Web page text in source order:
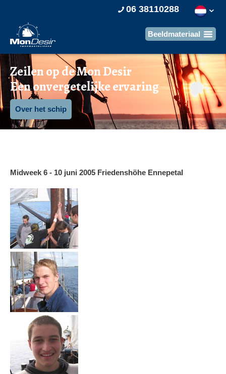
06 38110288
Zeilen op de Mon Desir
Een onvergetelijke ervaring
Over het schip
Midweek 6 - 10 juni 2005 Friedenshöhe Ennepetal